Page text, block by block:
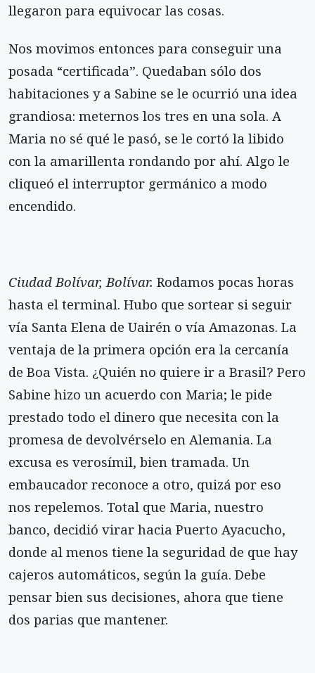
llegaron para equivocar las cosas.
Nos movimos entonces para conseguir una
posada “certificada”. Quedaban sólo dos
habitaciones y a Sabine se le ocurrió una idea
grandiosa: meternos los tres en una sola. A
Maria no sé qué le pasó, se le cortó la libido
con la amarillenta rondando por ahí. Algo le
cliqueó el interruptor germánico a modo
encendido.
Ciudad Bolívar, Bolívar. Rodamos pocas horas
hasta el terminal. Hubo que sortear si seguir
vía Santa Elena de Uairén o vía Amazonas. La
ventaja de la primera opción era la cercanía
de Boa Vista. ¿Quién no quiere ir a Brasil? Pero
Sabine hizo un acuerdo con Maria; le pide
prestado todo el dinero que necesita con la
promesa de devolvérselo en Alemania. La
excusa es verosímil, bien tramada. Un
embaucador reconoce a otro, quizá por eso
nos repelemos. Total que Maria, nuestro
banco, decidió virar hacia Puerto Ayacucho,
donde al menos tiene la seguridad de que hay
cajeros automáticos, según la guía. Debe
pensar bien sus decisiones, ahora que tiene
dos parias que mantener.